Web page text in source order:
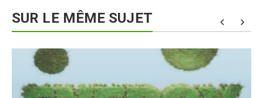
SUR LE MÊME SUJET